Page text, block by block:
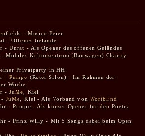
- Musico Feier
- Offenes Gelände
- Unrat - Als Opener des offenen Geländes
Mobiles Kulturzentrum (Bauwagen) Charity
Privatparty in HH
- Pumpe (Roter Salon) - Im Rahmen der
Woche
- JuMe
, Kiel
- JuMe , Kiel - Als Vorband von Wortblind
- Pumpe - Als kurzer Opener für den Poetry
- Prinz Willy - Mit 5 Songs dabei beim Open